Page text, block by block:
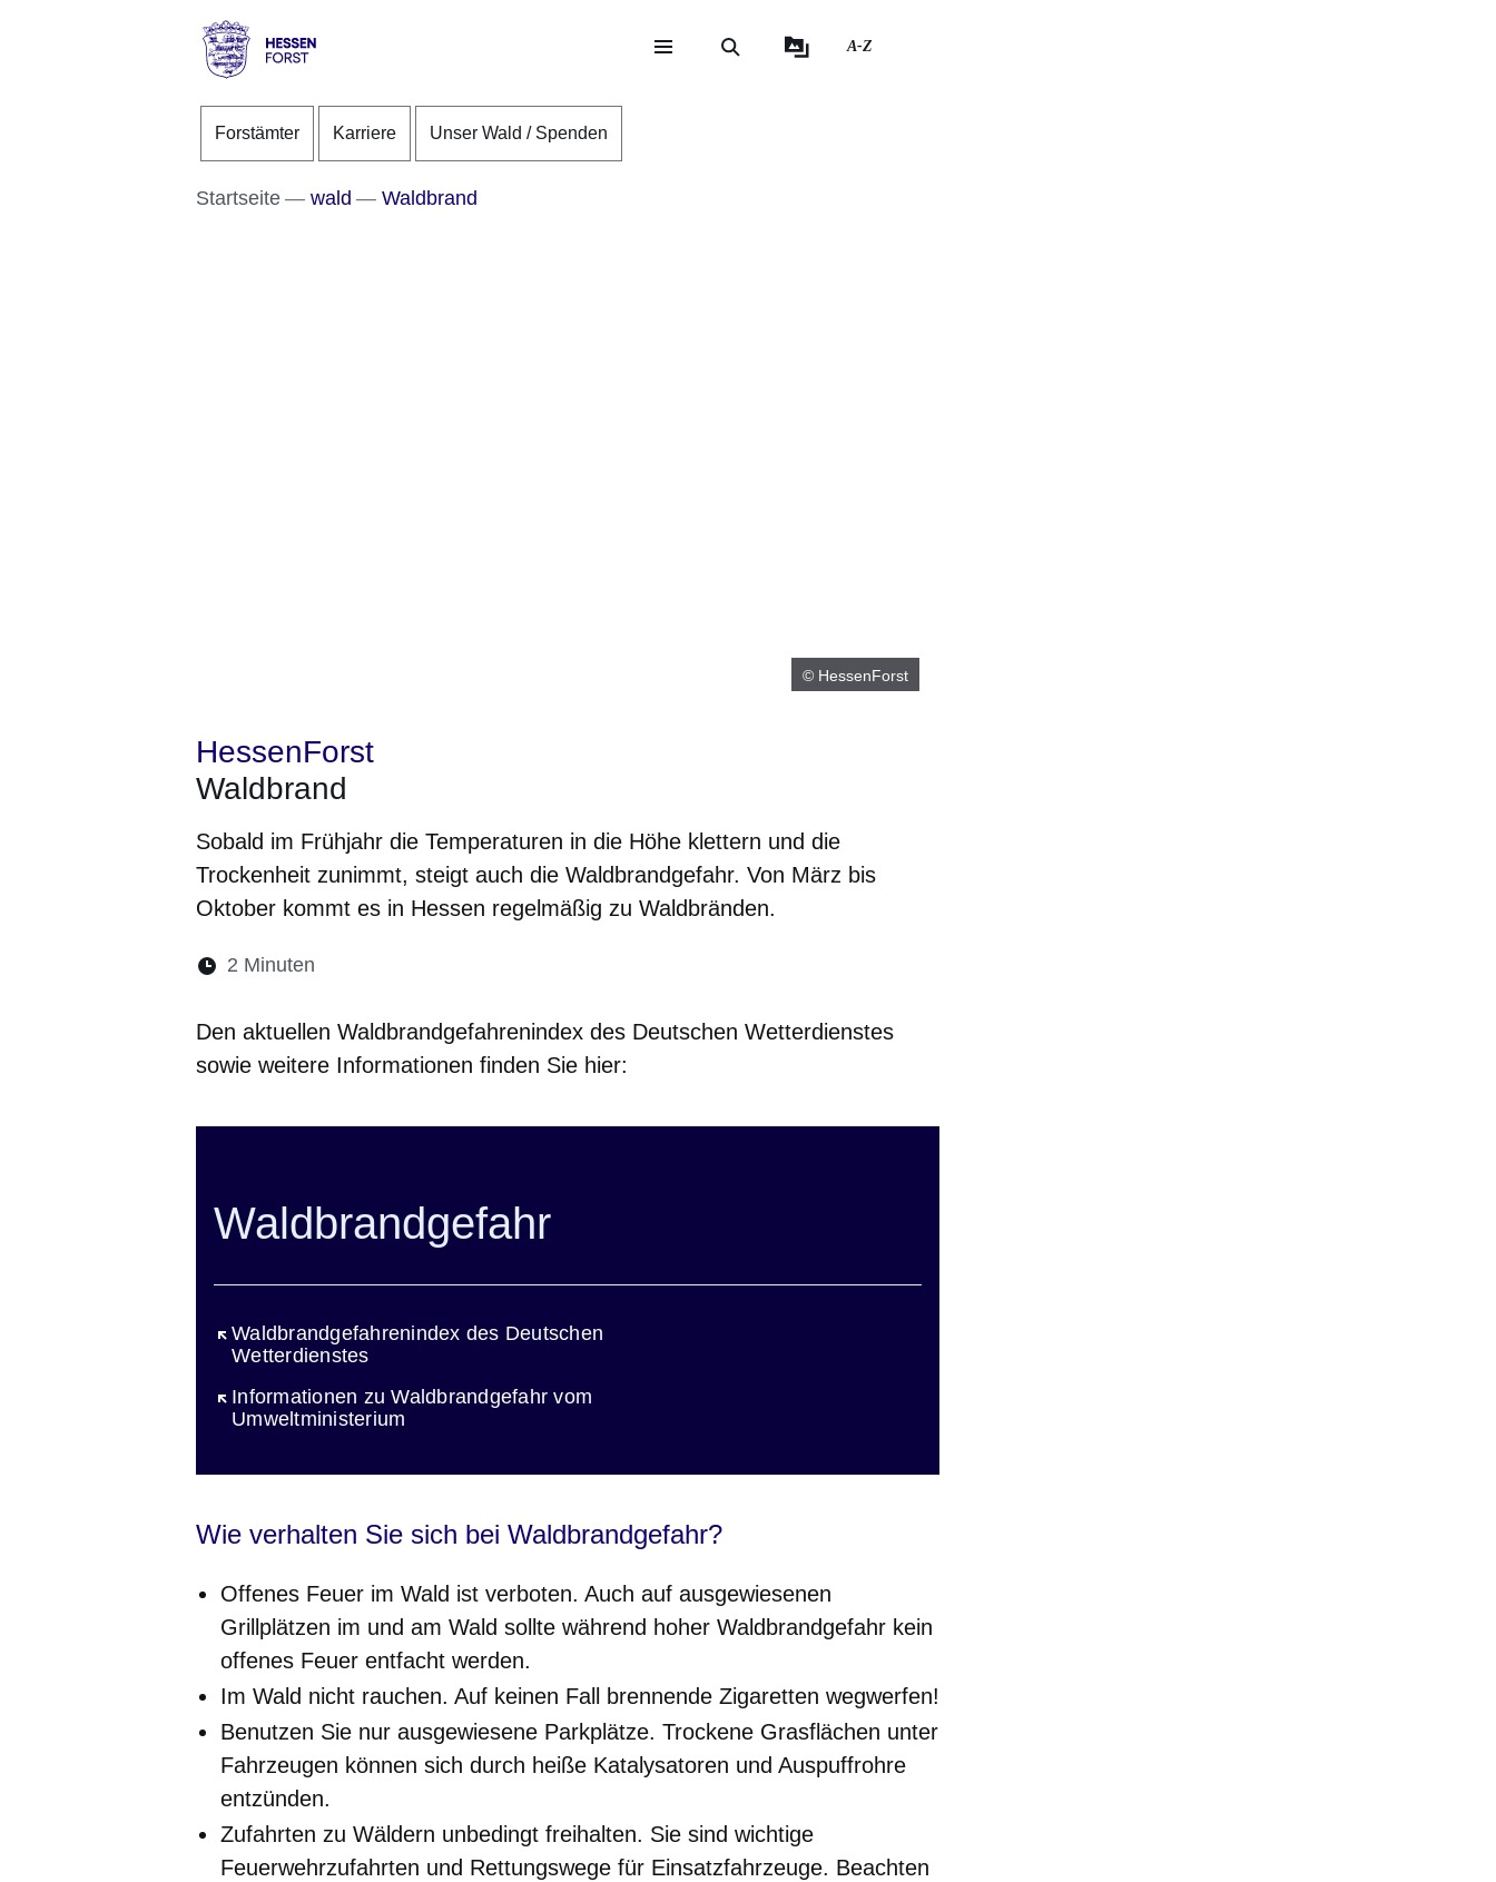
Direkt zum Kopf der Seite
Direkt zum Inhalt
Direkt zum Fuß der Seite
Forst
A-Z
Forstämter Karriere Unser Wald / Spenden
Startseite wald Waldbrand
© HessenForst
HessenForst
Waldbrand
Sobald im Frühjahr die Temperaturen in die Höhe klettern und die
Trockenheit zunimmt, steigt auch die Waldbrandgefahr. Von März bis
Oktober kommt es in Hessen regelmäßig zu Waldbränden.
Lesedauer:
2 Minuten
Den aktuellen Waldbrandgefahrenindex des Deutschen Wetterdienstes
sowie weitere Informationen finden Sie hier:
Waldbrandgefahr
Waldbrandgefahrenindex des Deutschen
Wetterdienstes
Öffnet sich in einem neuen Fenster
Informationen zu Waldbrandgefahr vom
Umweltministerium
Öffnet sich in einem neuen Fenster
Wie verhalten Sie sich bei Waldbrandgefahr?
Offenes Feuer im Wald ist verboten. Auch auf ausgewiesenen
Grillplätzen im und am Wald sollte während hoher Waldbrandgefahr kein
offenes Feuer entfacht werden.
Im Wald nicht rauchen. Auf keinen Fall brennende Zigaretten wegwerfen!
Benutzen Sie nur ausgewiesene Parkplätze. Trockene Grasflächen unter
Fahrzeugen können sich durch heiße Katalysatoren und Auspuffrohre
entzünden.
Zufahrten zu Wäldern unbedingt freihalten. Sie sind wichtige
Feuerwehrzufahrten und Rettungswege für Einsatzfahrzeuge. Beachten